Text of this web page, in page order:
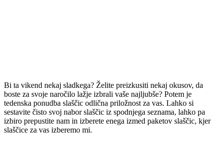
Bi ta vikend nekaj sladkega? Želite preizkusiti nekaj okusov, da
boste za svoje naročilo lažje izbrali vaše najljubše? Potem je
tedenska ponudba slaščic odlična priložnost za vas. Lahko si
sestavite čisto svoj nabor slaščic iz spodnjega seznama, lahko pa
izbiro prepustite nam in izberete enega izmed paketov slaščic, kjer
slaščice za vas izberemo mi.